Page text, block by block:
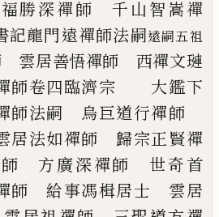
勝深禪師 千山智嵩禪
記龍門遠禪師法嗣遠嗣五祖
雲居善悟禪師 西禪文璉
師卷四臨濟宗 大鑑下
師法嗣
烏巨道行禪師
居法如禪師 歸宗正賢禪
方廣深禪師
世奇首
師 給事馮楫居士 雲居